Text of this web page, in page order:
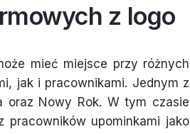
z logo
mieć miejsce przy różnych
jak i pracownikami. Jednym z
oraz Nowy Rok. W tym czasie
upominkami jako